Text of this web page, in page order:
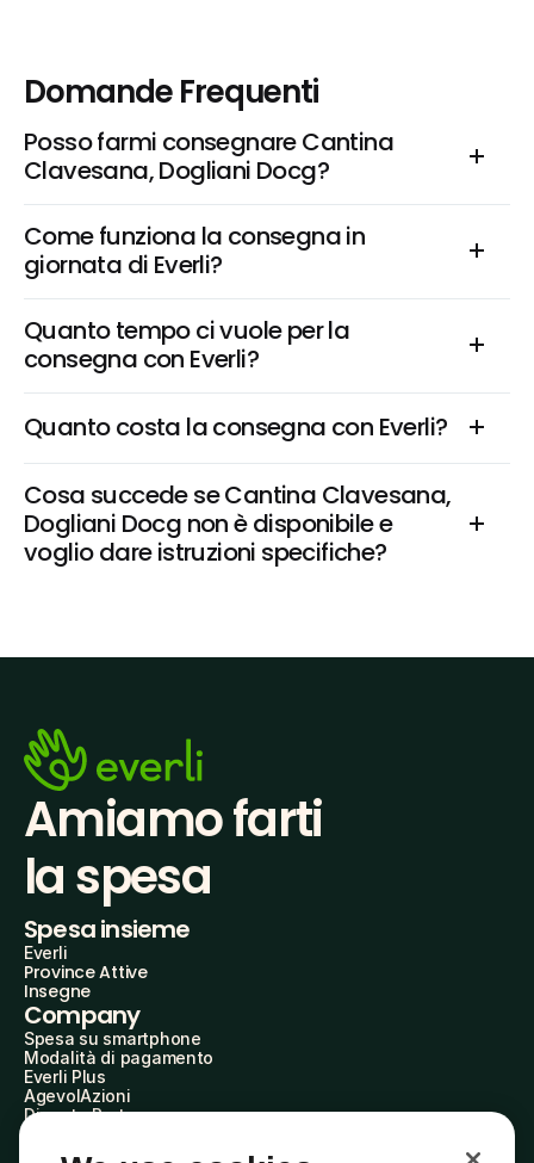
Domande Frequenti
Posso farmi consegnare Cantina
Clavesana, Dogliani Docg?
Come funziona la consegna in
giornata di Everli?
Quanto tempo ci vuole per la
consegna con Everli?
Quanto costa la consegna con Everli?
Cosa succede se Cantina Clavesana,
Dogliani Docg non è disponibile e
voglio dare istruzioni specifiche?
Amiamo farti
la spesa
Spesa insieme
Everli
Province Attive
Insegne
Company
Spesa su smartphone
Modalità di pagamento
Everli Plus
AgevolAzioni
Diventa Partner
Everli Shoppers